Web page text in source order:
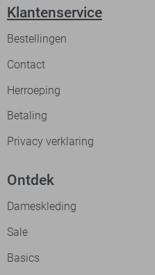
Klantenservice
Bestellingen
Contact
Herroeping
Betaling
Privacy verklaring
Ontdek
Dameskleding
Sale
Basics